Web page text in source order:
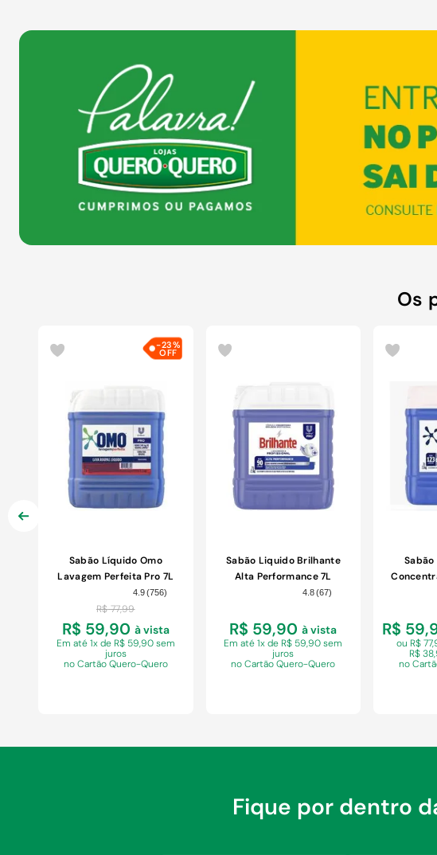
Os
-23%
Sabão Líquido Omo
Lavagem Perfeita Pro 7L
4.9(756)
R$ 77,99
R$ 59,90 à vista
Em até 1x de R$ 59,90 sem
juros
no Cartão Quero-Quero
Sabão Liquido Brilhante
Alta Performance 7L
4.8 (67)
R$ 59,90 à vista
Ematé 1x de R$ 59,90 sem
juros
no Cartão Quero-Quero
COMPRAR
R$
ou R$
R$
no
Fique por dentro